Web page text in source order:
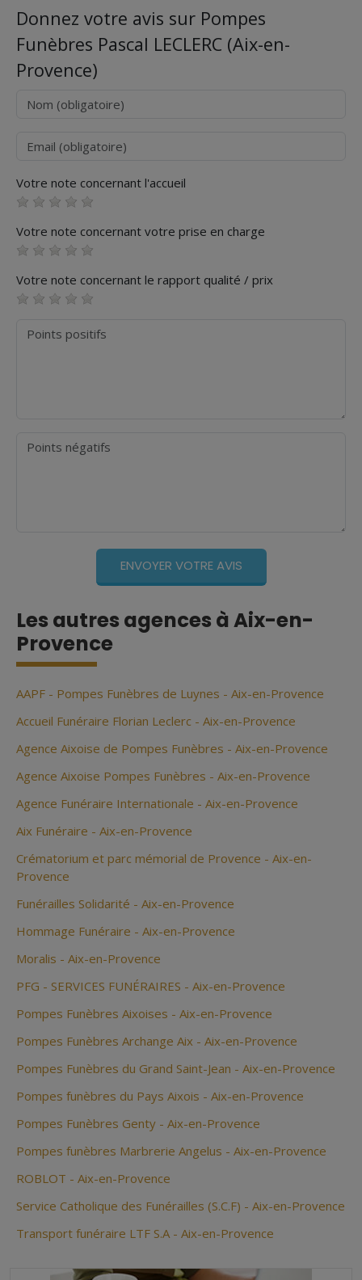
Donnez votre avis sur Pompes
Funèbres Pascal LECLERC (Aix-en-
Provence)
Nom
Courriel
Votre note concernant l'accueil
Votre note concernant votre prise en charge
Votre note concernant le rapport qualité / prix
Points positifs
Points négatifs
Les autres agences à Aix-en-
Provence
AAPF - Pompes Funèbres de Luynes - Aix-en-Provence
Accueil Funéraire Florian Leclerc - Aix-en-Provence
Agence Aixoise de Pompes Funèbres - Aix-en-Provence
Agence Aixoise Pompes Funèbres - Aix-en-Provence
Agence Funéraire Internationale - Aix-en-Provence
Aix Funéraire - Aix-en-Provence
Crématorium et parc mémorial de Provence - Aix-en-
Provence
Funérailles Solidarité - Aix-en-Provence
Hommage Funéraire - Aix-en-Provence
Moralis - Aix-en-Provence
PFG - SERVICES FUNÉRAIRES - Aix-en-Provence
Pompes Funèbres Aixoises - Aix-en-Provence
Pompes Funèbres Archange Aix - Aix-en-Provence
Pompes Funèbres du Grand Saint-Jean - Aix-en-Provence
Pompes funèbres du Pays Aixois - Aix-en-Provence
Pompes Funèbres Genty - Aix-en-Provence
Pompes funèbres Marbrerie Angelus - Aix-en-Provence
ROBLOT - Aix-en-Provence
Service Catholique des Funérailles (S.C.F) - Aix-en-Provence
Transport funéraire LTF S.A - Aix-en-Provence